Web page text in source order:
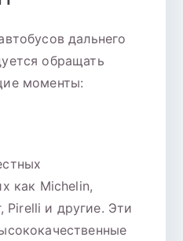
дальнего
обращать
моменты:
как Michelin,
Pirelli и другие. Эти